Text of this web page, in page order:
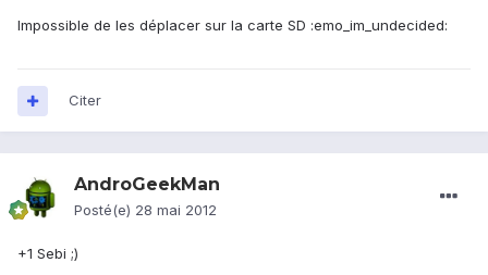
Impossible de les déplacer sur la carte SD :emo_im_undecided:
Citer
AndroGeekMan
Posté(e) 28 mai 2012
+1 Sebi ;)